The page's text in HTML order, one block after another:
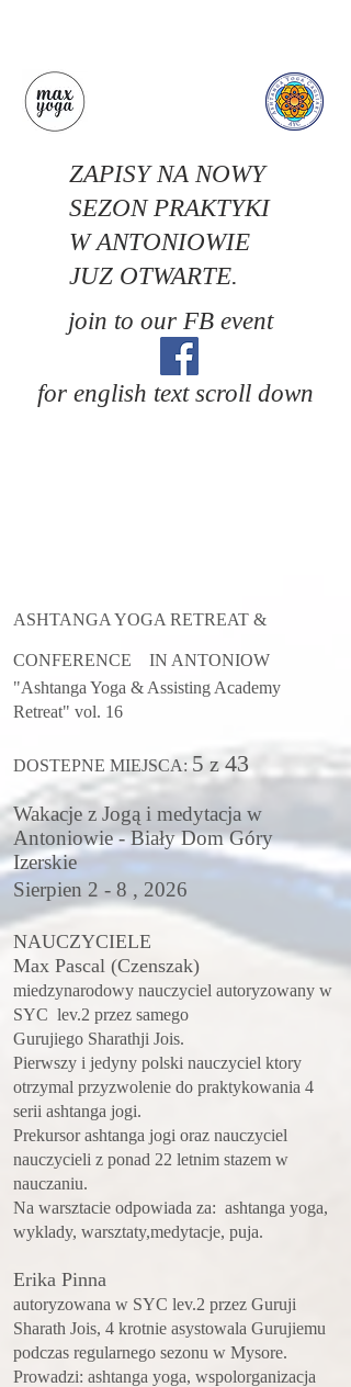
ZAPISY NA NOWY
SEZON PRAKTYKI
W ANTONIOWIE
JUZ OTWARTE.
join to our FB event
for english text scroll down
ASHTANGA YOGA RETREAT &
CONFERENCE IN ANTONIOW
"Ashtanga Yoga & Assisting Academy
Retreat" vol. 16
DOSTEPNE MIEJSCA: 5 z 43
Wakacje z Jogą i medytacja w
Antoniowie - Biały Dom Góry
Izerskie
Sierpien 2 - 8 , 2026
NAUCZYCIELE
Max Pascal (Czenszak)
miedzynarodowy nauczyciel autoryzowany w
SYC lev.2 przez samego
Gurujiego Sharathji Jois.
Pierwszy i jedyny polski nauczyciel ktory
otrzymal przyzwolenie do praktykowania 4
serii ashtanga jogi.
Prekursor ashtanga jogi oraz nauczyciel
nauczycieli z ponad 22 letnim stazem w
nauczaniu.
Na warsztacie odpowiada za: ashtanga yoga,
wyklady, warsztaty,medytacje, puja.
Erika Pinna
autoryzowana w SYC lev.2 przez Guruji
Sharath Jois, 4 krotnie asystowala Gurujiemu
podczas regularnego sezonu w Mysore.
Prowadzi: ashtanga yoga, wspolorganizacja